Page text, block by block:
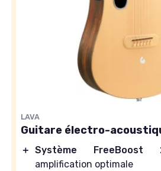
LAVA
Guitare électro-
＋ Système FreeBoost
amplification optimale